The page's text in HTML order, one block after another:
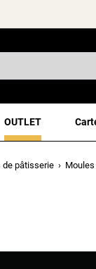
OUTLET
de pâtisserie